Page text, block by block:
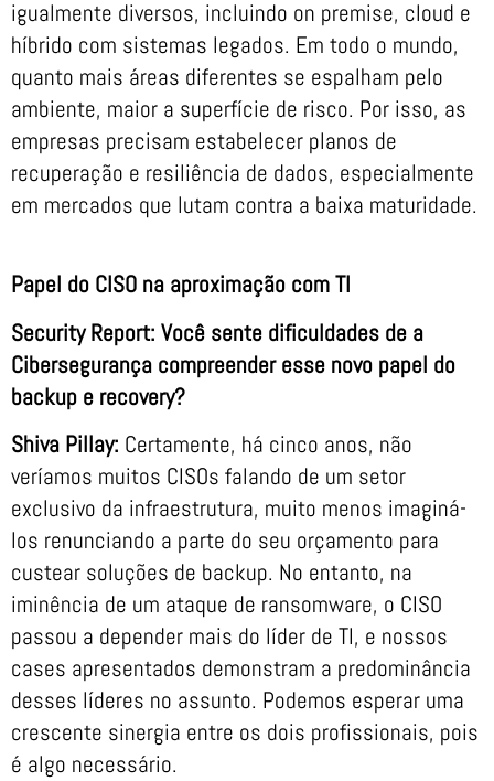
igualmente diversos, incluindo on premise, cloud e
híbrido com sistemas legados. Em todo o mundo,
quanto mais áreas diferentes se espalham pelo
ambiente, maior a superfície de risco. Por isso, as
empresas precisam estabelecer planos de
recuperação e resiliência de dados, especialmente
em mercados que lutam contra a baixa maturidade.
Papel do CISO na aproximação com TI
Security Report: Você sente dificuldades de a
Cibersegurança compreender esse novo papel do
backup e recovery?
Shiva Pillay: Certamente, há cinco anos, não
veríamos muitos CISOs falando de um setor
exclusivo da infraestrutura, muito menos imaginá-
los renunciando a parte do seu orçamento para
custear soluções de backup. No entanto, na
iminência de um ataque de ransomware, o CISO
passou a depender mais do líder de TI, e nossos
cases apresentados demonstram a predominância
desses líderes no assunto. Podemos esperar uma
crescente sinergia entre os dois profissionais, pois
é algo necessário.